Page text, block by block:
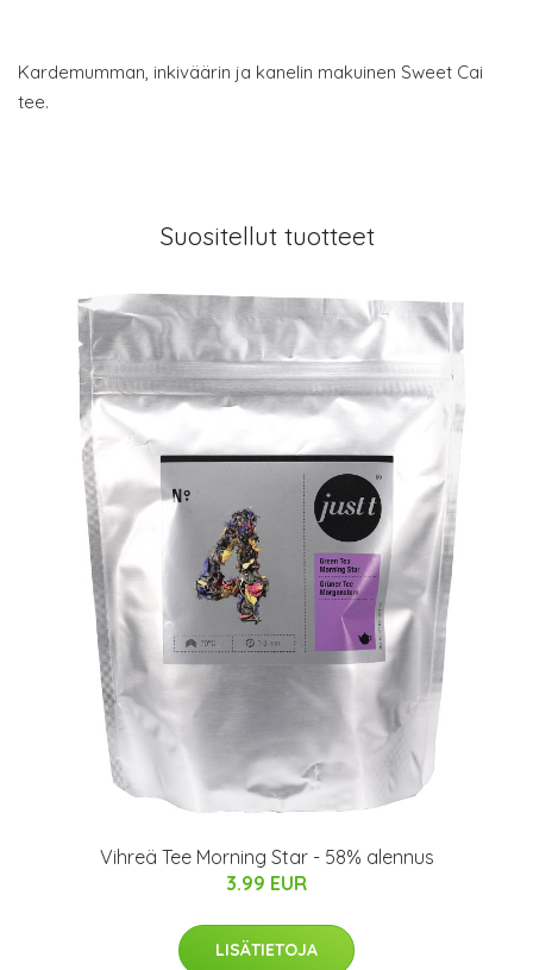
Kardemumman, inkiväärin ja kanelin makuinen Sweet Cai
tee.
Suositellut tuotteet
Vihreä Tee Morning Star - 58% alennus
3.99 EUR
LISÄTIETOJA